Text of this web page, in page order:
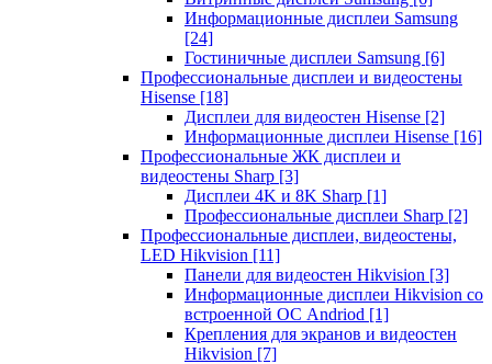
Информационные дисплеи Samsung
[24]
Гостиничные дисплеи Samsung [6]
Профессиональные дисплеи и видеостены
Hisense [18]
Дисплеи для видеостен Hisense [2]
Информационные дисплеи Hisense [16]
Профессиональные ЖК дисплеи и
видеостены Sharp [3]
Дисплеи 4K и 8K Sharp [1]
Профессиональные дисплеи Sharp [2]
Профессиональные дисплеи, видеостены,
LED Hikvision [11]
Панели для видеостен Hikvision [3]
Информационные дисплеи Hikvision со
встроенной ОС Andriod [1]
Крепления для экранов и видеостен
Hikvision [7]